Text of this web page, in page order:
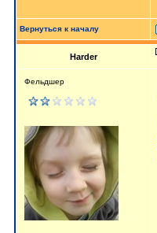
Вернуться к началу
Harder
Фельдшер